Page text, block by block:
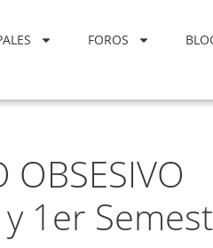
FOROS
OBSESIVO
1er